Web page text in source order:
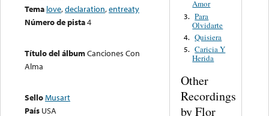
Tema love,declaration,entreaty
Número de pista4
Título del álbumCanciones Con
Alma
SelloMusart
País USA
Amor
3. Para
Olvidarte
4. Quisiera
5. Caricia Y
Herida
Other
Recordings
by Flor